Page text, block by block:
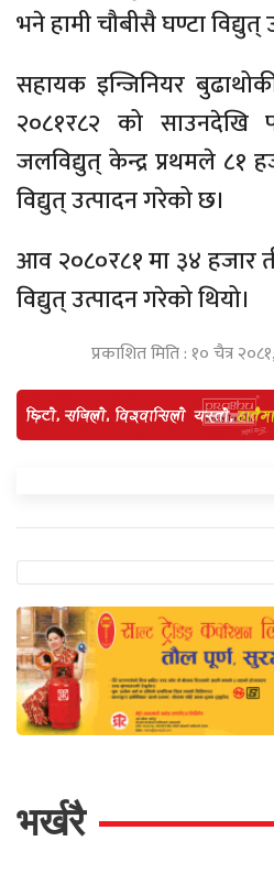
भने हामी चौबीसै घण्टा
सहायक इन्जिनियर
२०८१र८२ को साउनदेखि
जलविद्युत् केन्द्र प्रथमले ८१
विद्युत् उत्पादन गरेको छ।
आव २०८०र८१ मा ३४ हजार
विद्युत् उत्पादन गरेको थियो।
प्रकाशित मिति : १० चैत्र
भर्खरै